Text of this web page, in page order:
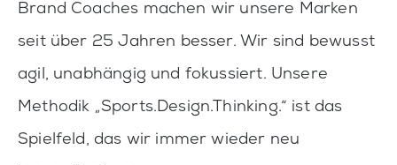
Brand Coaches machen wir unsere Marken
seit über 25 Jahren besser. Wir sind bewusst
agil, unabhängig und fokussiert. Unsere
Methodik „Sports.Design.Thinking.“ ist das
Spielfeld, das wir immer wieder neu